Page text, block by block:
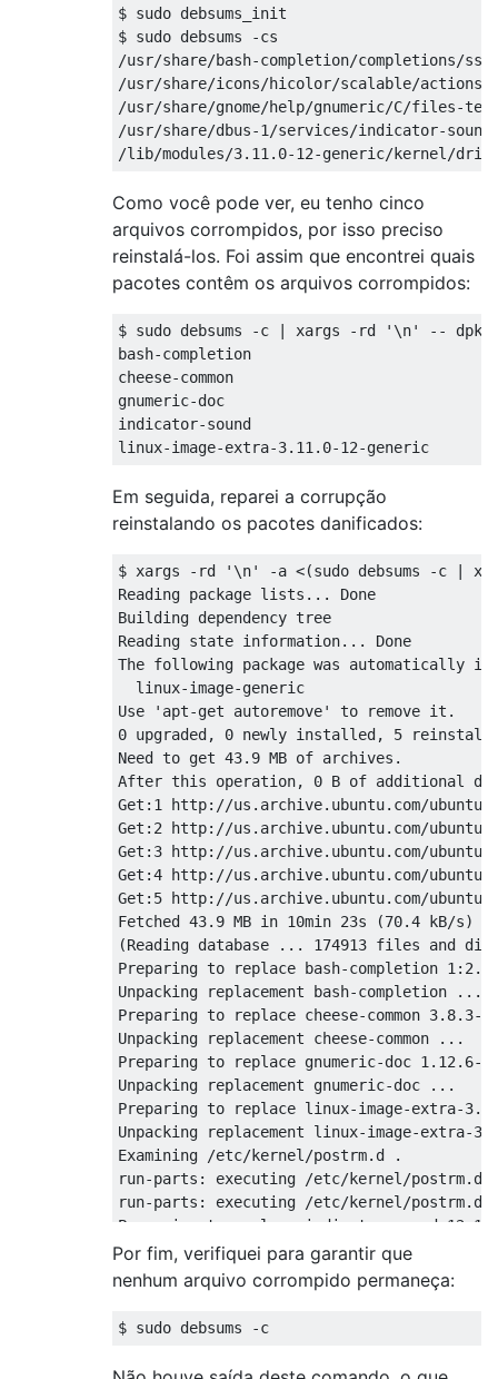
$ sudo debsums_init
$ sudo debsums -cs
/usr/share/bash-completion/completions/ssh
/usr/share/icons/hicolor/scalable/actions/
/usr/share/gnome/help/gnumeric/C/files-
/usr/share/dbus-1/services/indicator-
Como você pode ver, eu tenho cinco
arquivos corrompidos, por isso preciso
reinstalá-los. Foi assim que encontrei quais
pacotes contêm os arquivos corrompidos:
$ sudo debsums -c | xargs -rd '\n' --
bash-completion
cheese-common
gnumeric-doc
indicator-sound
Em seguida, reparei a corrupção
reinstalando os pacotes danificados:
$ xargs -rd '\n' -a <(sudo debsums -
Reading package lists... Done
Building dependency tree
Reading state information... Done
The following package was automatically
  linux-image-generic
Use 'apt-get autoremove' to remove it.
0 upgraded, 0 newly installed, 5
Need to get 43.9 MB of archives.
After this operation, 0 B of additional
Get:1 http://us.archive.ubuntu.com/
Get:2 http://us.archive.ubuntu.com/ubuntu/
Get:3 http://us.archive.ubuntu.com/
Get:4 http://us.archive.ubuntu.com/
Get:5 http://us.archive.ubuntu.com/ubuntu/
Fetched 43.9 MB
(Reading database ... 174913 files and
Preparing to replace bash-completion
Unpacking replacement bash-completion ...
Preparing to replace cheese-common
Unpacking replacement cheese-common ...
Preparing to replace gnumeric-doc
Unpacking replacement gnumeric-doc ...
Preparing to replace linux-image-extra-
Unpacking replacement linux-image-extra-
Examining /etc/kernel/postrm.d .
run-parts: executing /etc/kernel/
run-parts: executing /etc/kernel/postrm.d/
Preparing to replace indicator-sound
Unpacking replacement indicator-sound ...
Processing triggers for man-db ...
Processing triggers for libglib2.0-0:i386
No such key 'auto-launch' in schema
Processing triggers for hicolor-icon-
Setting up bash-completion (1:2.0-
Por fim, verifiquei para garantir que
nenhum arquivo corrompido permaneça: